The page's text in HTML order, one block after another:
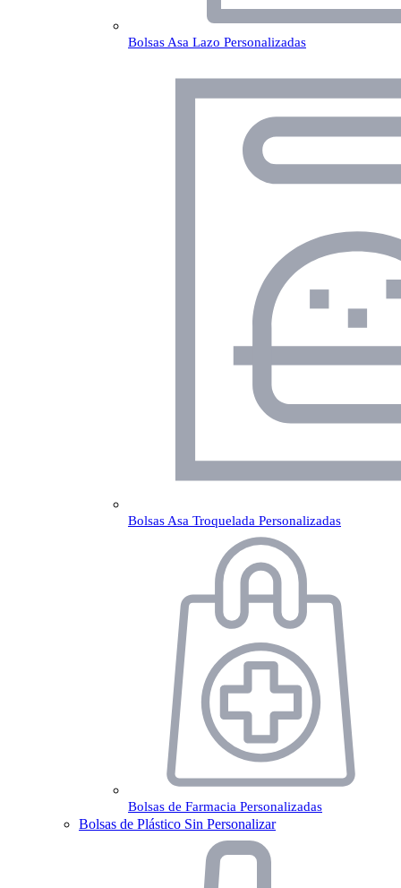
Bolsas Asa Lazo Personalizadas
Bolsas Asa Troquelada Personalizadas
Bolsas de Farmacia Personalizadas
Bolsas de Plástico Sin Personalizar